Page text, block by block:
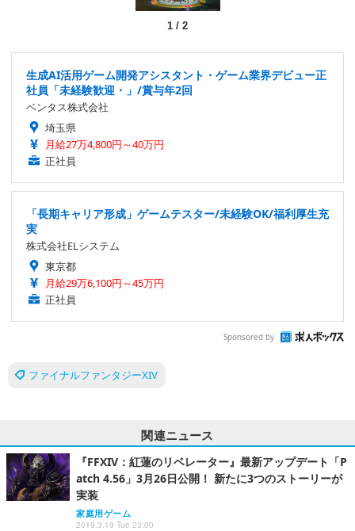
1/ 2
生成AI活用ゲーム開発アシスタント・ゲーム業界デビュー正
社員「未経験歓迎・」/賞与年2回
ベンタス株式会社
埼玉県
月給27万4,800円～40万円
正社員
「長期キャリア形成」ゲームテスター/未経験OK/福利厚生充
実
株式会社ELシステム
東京都
月給29万6,100円～45万円
正社員
Sponsored by
ファイナルファンタジーXIV
関連ニュース
『FFXIV：紅蓮のリベレーター』最新アップデート「P
atch 4.56」3月26日公開！ 新たに3つのストーリーが
実装
家庭用ゲーム
2019.3.19 Tue 23:00